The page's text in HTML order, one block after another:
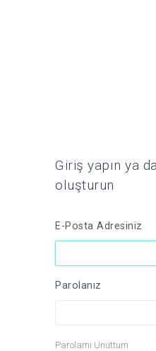
Giriş yapın ya
oluşturun
E-Posta Adresiniz
Parolanız
Parolamı Unuttum